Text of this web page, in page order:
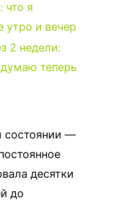
что я
утро и вечер
2 недели:
теперь
состоянии —
десятки
до